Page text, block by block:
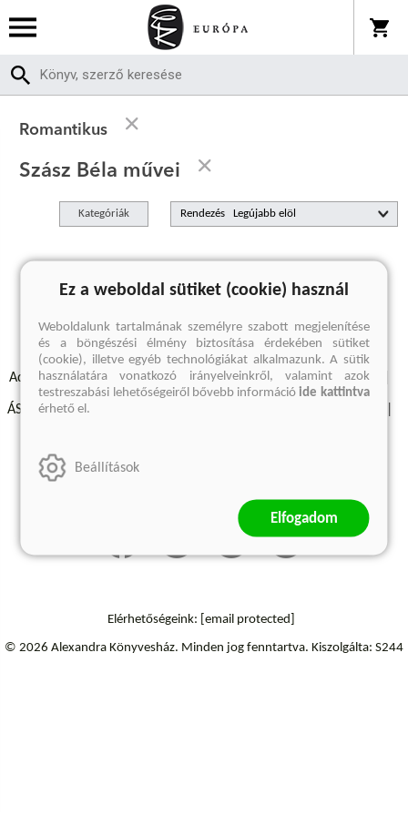
Romantikus
Szász Béla művei
Kategóriák Rendezés
A keresett kifejezésre nincs találat
Adatvédelmi szabályzatok Elállási felmondási nyilatkozat
ÁSZF - Vásárlási feltételek
Elérhetőségeink: [email protected]
© 2026 Alexandra Könyvesház. Minden jog fenntartva. Kiszolgálta: S244
Ez a weboldal sütiket (cookie) használ
Weboldalunk tartalmának személyre szabott megjelenítése
és a böngészési élmény biztosítása érdekében sütiket
(cookie), illetve egyéb technológiákat alkalmazunk. A sütik
használatára vonatkozó irányelveinkről, valamint azok
testreszabási lehetőségeiről bővebb információide kattintva
érhető el.
Beállítások
Elfogadom